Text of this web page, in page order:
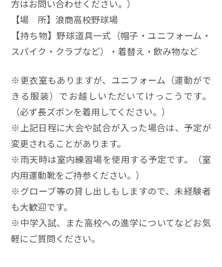
方はお問い合わせください。）
【場 所】浪商高校野球場
【持ち物】野球道具一式（帽子・ユニフォーム・
スパイク・クラブなど）・着替え・飲み物など
※更衣室もありますが、ユニフォーム（運動がで
きる服装）でお越しいただいてけっこうです。
（必ず長ズボンを着用してください。）
※上記日程に大会や試合が入った場合は、予定が
変更されることがあります。
※雨天時は室内練習場を使用する予定です。（室
内用運動靴をご持参ください。）
※グローブ等の貸し出しもしますので、未経験者
も大歓迎です。
※中学入試、また高校への進学についてなどお気
軽にご質問ください。